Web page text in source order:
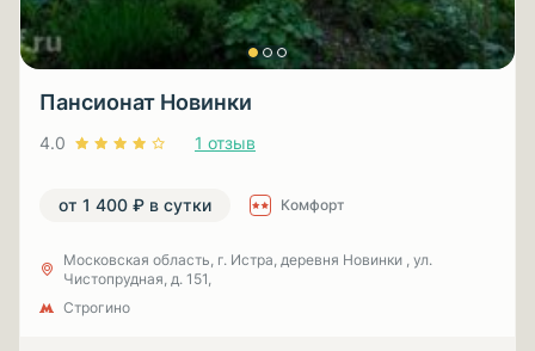
Пансионат Новинки
4.0 1 отзыв
от 1 400 ₽ в сутки Комфорт
Московская область, г. Истра, деревня Новинки , ул.
Чистопрудная, д. 151,
Строгино